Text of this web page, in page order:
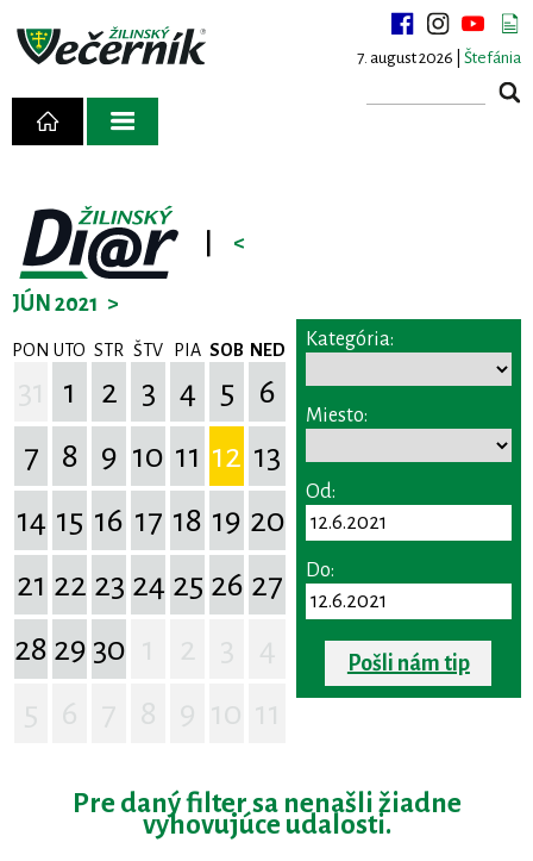
7. august 2026 | Štefánia
<
JÚN 2021 >
PON UTO STR ŠTV PIA SOB NED
1 2 3 4 5
6
7
8 9 10 11 12 13
14 15 16 17 18 19 20
21 22 23 24 25 26 27
28 29 30
Kategória:
Miesto:
Od:
Do:
Pošli nám tip
Pre daný filter sa nenašli žiadne
vyhovujúce udalosti.